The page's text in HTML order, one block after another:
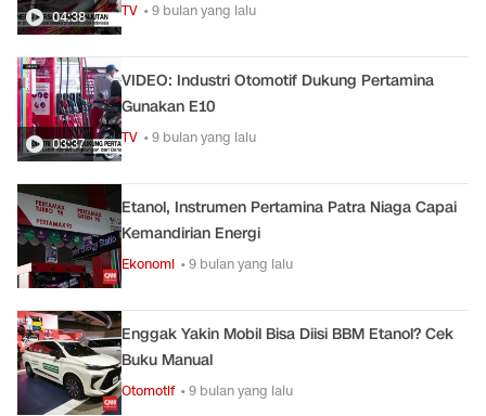
04:38 TV • 9 bulan yang lalu
03:37
VIDEO: Industri Otomotif Dukung Pertamina
Gunakan E10
TV • 9 bulan yang lalu
Etanol, Instrumen Pertamina Patra Niaga Capai
Kemandirian Energi
Ekonomi • 9 bulan yang lalu
Enggak Yakin Mobil Bisa Diisi BBM Etanol? Cek
Buku Manual
Otomotif • 9 bulan yang lalu